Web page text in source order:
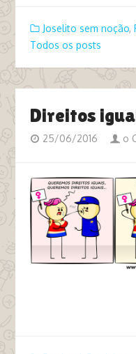
Joselito sem noção,
Todos os posts
Direitos
25/06/2016 o